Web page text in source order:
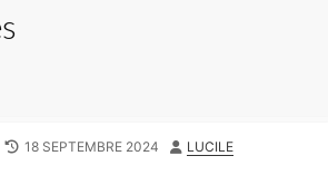
LAST
18 SEPTEMBRE 2024 AUTHOR
LUCILE